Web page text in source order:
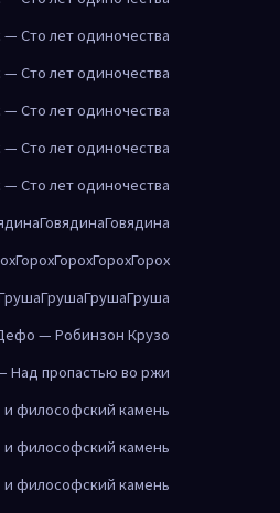
— Сто лет одиночества
— Сто лет одиночества
— Сто лет одиночества
— Сто лет одиночества
— Сто лет одиночества
ГовядинаГовядина
ГорохГорохГорохГорох
ГрушаГрушаГруша
— Робинзон Крузо
пропастью во ржи
философский камень
философский камень
философский камень